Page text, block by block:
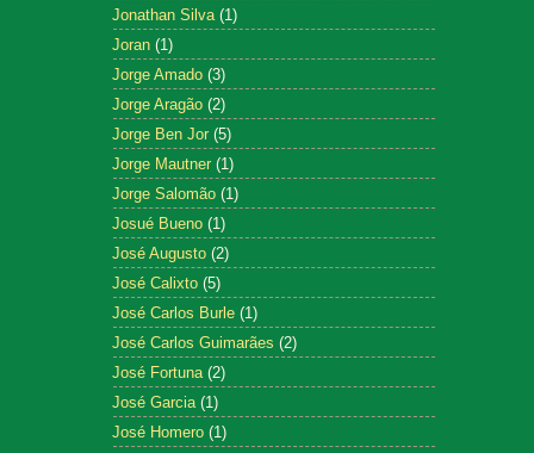
Jonathan Silva (1)
Joran (1)
Jorge Amado (3)
Jorge Aragão (2)
Jorge Ben Jor (5)
Jorge Mautner (1)
Jorge Salomão (1)
Josué Bueno (1)
José Augusto (2)
José Calixto (5)
José Carlos Burle (1)
José Carlos Guimarães (2)
José Fortuna (2)
José Garcia (1)
José Homero (1)